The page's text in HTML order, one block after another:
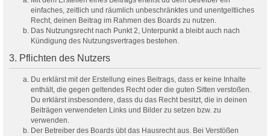
einfaches, zeitlich und räumlich unbeschränktes und unentgeltliches
Recht, deinen Beitrag im Rahmen des Boards zu nutzen.
Das Nutzungsrecht nach Punkt 2, Unterpunkt a bleibt auch nach
Kündigung des Nutzungsvertrages bestehen.
3. Pflichten des Nutzers
Du erklärst mit der Erstellung eines Beitrags, dass er keine Inhalte
enthält, die gegen geltendes Recht oder die guten Sitten verstoßen.
Du erklärst insbesondere, dass du das Recht besitzt, die in deinen
Beiträgen verwendeten Links und Bilder zu setzen bzw. zu
verwenden.
Der Betreiber des Boards übt das Hausrecht aus. Bei Verstößen